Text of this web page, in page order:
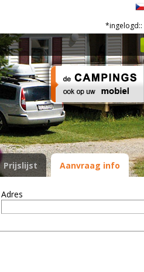
*ingelogd::
Prijslijst Aanvraag info
Adres